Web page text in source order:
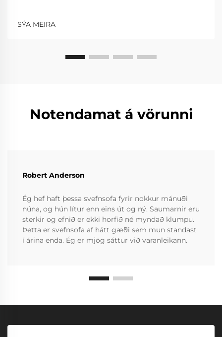
SÝA MEIRA
Notendamat á vörunni
Robert Anderson
Ég hef haft þessa svefnsofa fyrir nokkur mánuði
núna, og hún lítur enn eins út og ný. Saumarnir eru
sterkir og efnið er ekki horfið né myndað klumpu.
Þetta er svefnsofa af hátt gæði sem mun standast
í árina enda. Ég er mjög sáttur við varanleikann.